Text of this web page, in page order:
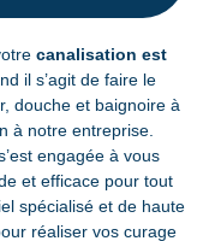
canalisation est
il s’agit de faire le
douche et baignoire à
à notre entreprise.
engagée à vous
et efficace pour tout
spécialisé et de haute
réaliser vos curage